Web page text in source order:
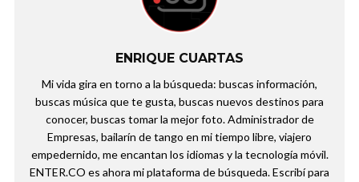
ENRIQUE CUARTAS
Mi vida gira en torno a la búsqueda: buscas información,
buscas música que te gusta, buscas nuevos destinos para
conocer, buscas tomar la mejor foto. Administrador de
Empresas, bailarín de tango en mi tiempo libre, viajero
empedernido, me encantan los idiomas y la tecnología móvil.
ENTER.CO es ahora mi plataforma de búsqueda. Escribí para